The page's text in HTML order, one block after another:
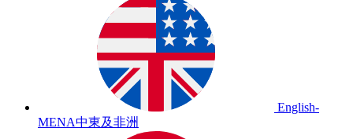
English-
MENA中東及非洲